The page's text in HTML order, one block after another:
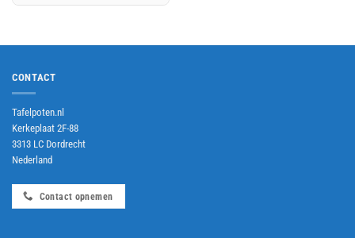
CONTACT
Tafelpoten.nl
Kerkeplaat 2F-88
3313 LC Dordrecht
Nederland
Contact opnemen